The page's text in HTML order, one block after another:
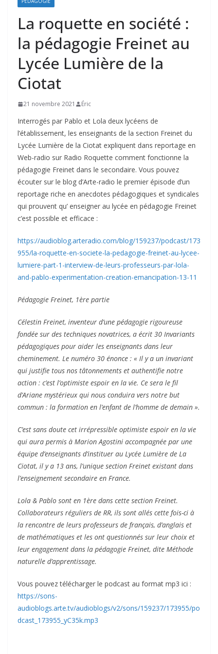
La roquette en société :
la pédagogie Freinet au
Lycée Lumière de la
Ciotat
21 novembre 2021 Éric
Interrogés par Pablo et Lola deux lycéens de
l’établissement, les enseignants de la section Freinet du
Lycée Lumière de la Ciotat expliquent dans reportage en
Web-radio sur Radio Roquette comment fonctionne la
pédagogie Freinet dans le secondaire. Vous pouvez
écouter sur le blog d’Arte-radio le premier épisode d’un
reportage riche en anecdotes pédagogiques et syndicales
qui prouvent qu’ enseigner au lycée en pédagogie Freinet
c’est possible et efficace :
https://audioblog.arteradio.com/blog/159237/podcast/173
955/la-roquette-en-societe-la-pedagogie-freinet-au-lycee-
lumiere-part-1-interview-de-leurs-professeurs-par-lola-
and-pablo-experimentation-creation-emancipation-13-11
Pédagogie Freinet, 1ère partie
Célestin Freinet, inventeur d’une pédagogie rigoureuse
fondée sur des techniques novatrices, a écrit 30 Invariants
pédagogiques pour aider les enseignants dans leur
cheminement. Le numéro 30 énonce : « Il y a un invariant
qui justifie tous nos tâtonnements et authentifie notre
action : c’est l’optimiste espoir en la vie. Ce sera le fil
d’Ariane mystérieux qui nous conduira vers notre but
commun : la formation en l’enfant de l’homme de demain ».
C’est sans doute cet irrépressible optimiste espoir en la vie
qui aura permis à Marion Agostini accompagnée par une
équipe d’enseignants d’instituer au Lycée Lumière de La
Ciotat, il y a 13 ans, l’unique section Freinet existant dans
l’enseignement secondaire en France.
Lola & Pablo sont en 1ère dans cette section Freinet.
Collaborateurs réguliers de RR, ils sont allés cette fois-ci à
la rencontre de leurs professeurs de français, d’anglais et
de mathématiques et les ont questionnés sur leur choix et
leur engagement dans la pédagogie Freinet, dite Méthode
naturelle d’apprentissage.
Vous pouvez télécharger le podcast au format mp3 ici :
https://sons-
audioblogs.arte.tv/audioblogs/v2/sons/159237/173955/po
dcast_173955_yC35k.mp3